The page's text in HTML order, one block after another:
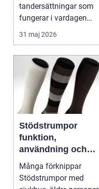
tandersättningar som
fungerar i vardagen
kronor, broar,
implantat, ...
31 maj 2026
Stödstrumpor
funktion,
användning och
hur du väljer rätt
Många förknippar
Stödstrumpor med